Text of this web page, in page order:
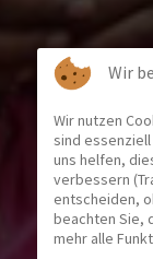
Wir
Wir nutzen
sind
uns helfen,
verbessern
entscheiden,
beachten Sie,
mehr alle